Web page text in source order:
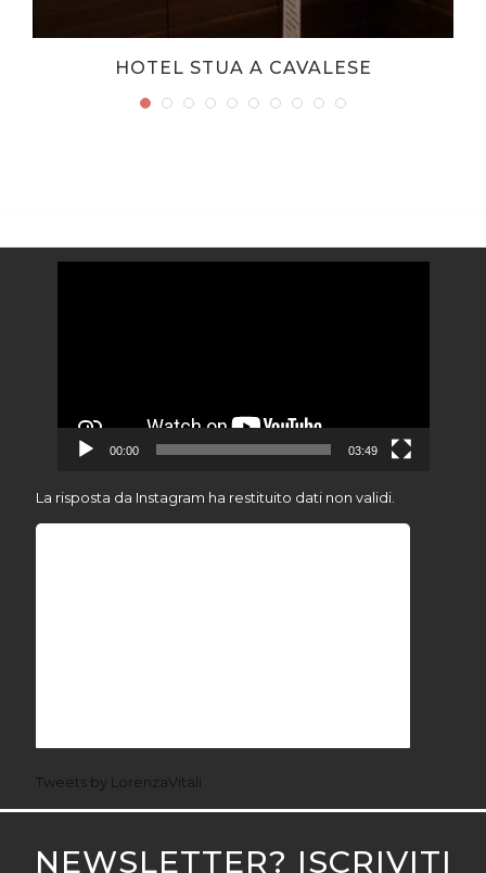
HOTEL STUA A CAVALESE
00:00 03:49
La risposta da Instagram ha restituito dati non validi.
Tweets by LorenzaVitali
NEWSLETTER? ISCRIVITI